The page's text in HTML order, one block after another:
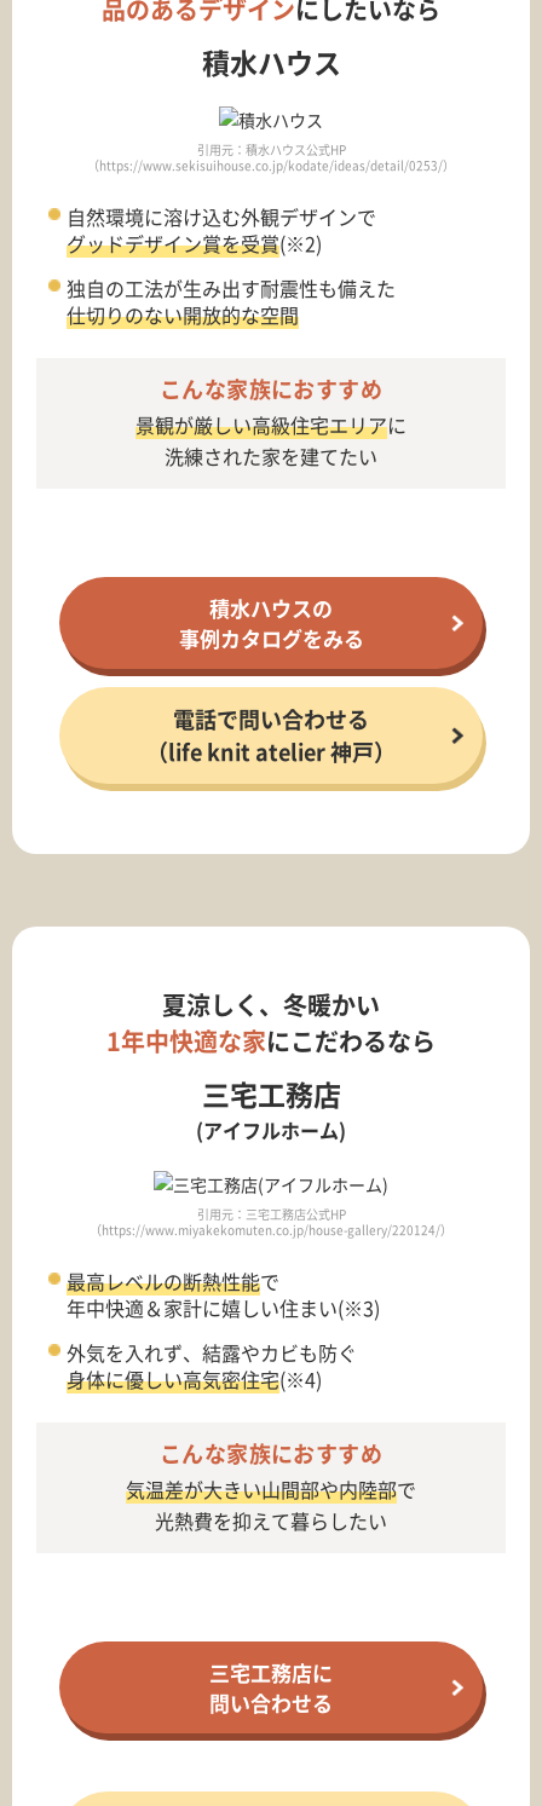
品のあるデザインにしたいなら
積水ハウス
引用元：積水ハウス公式HP
（https://www.sekisuihouse.co.jp/kodate/ideas/detail/0253/）
自然環境に溶け込む外観デザインで
グッドデザイン賞を受賞(※2)
独自の工法が生み出す耐震性も備えた
仕切りのない開放的な空間
こんな家族におすすめ
景観が厳しい高級住宅エリアに
洗練された家を建てたい
積水ハウスの
事例カタログをみる
電話で問い合わせる
（life knit atelier 神戸）
夏涼しく、冬暖かい
1年中快適な家にこだわるなら
三宅工務店
(アイフルホーム)
引用元：三宅工務店公式HP
（https://www.miyakekomuten.co.jp/house-gallery/220124/）
最高レベルの断熱性能で
年中快適＆家計に嬉しい住まい(※3)
外気を入れず、結露やカビも防ぐ
身体に優しい高気密住宅(※4)
こんな家族におすすめ
気温差が大きい山間部や内陸部で
光熱費を抑えて暮らしたい
三宅工務店に
問い合わせる